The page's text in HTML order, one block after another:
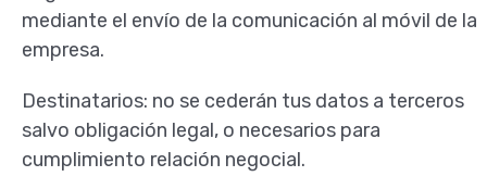
mediante el envío de la comunicación al móvil de la
empresa.
Destinatarios: no se cederán tus datos a terceros
salvo obligación legal, o necesarios para
cumplimiento relación negocial.